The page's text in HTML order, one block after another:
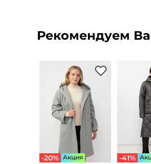
Рекомендуем
-20% Aкция -41%